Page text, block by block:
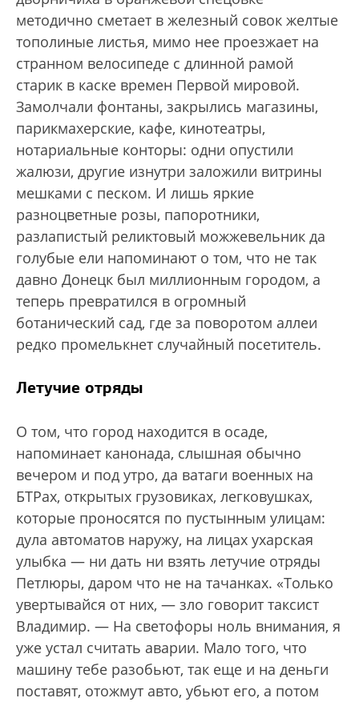
методично сметает в железный совок желтые
тополиные листья, мимо нее проезжает на
странном велосипеде с длинной рамой
старик в каске времен Первой мировой.
Замолчали фонтаны, закрылись магазины,
парикмахерские, кафе, кинотеатры,
нотариальные конторы: одни опустили
жалюзи, другие изнутри заложили витрины
мешками с песком. И лишь яркие
разноцветные розы, папоротники,
разлапистый реликтовый можжевельник да
голубые ели напоминают о том, что не так
давно Донецк был миллионным городом, а
теперь превратился в огромный
ботанический сад, где за поворотом аллеи
редко промелькнет случайный посетитель.
Летучие отряды
О том, что город находится в осаде,
напоминает канонада, слышная обычно
вечером и под утро, да ватаги военных на
БТРах, открытых грузовиках, легковушках,
которые проносятся по пустынным улицам:
дула автоматов наружу, на лицах ухарская
улыбка — ни дать ни взять летучие отряды
Петлюры, даром что не на тачанках. «Только
увертывайся от них, — зло говорит таксист
Владимир. — На светофоры ноль внимания, я
уже устал считать аварии. Мало того, что
машину тебе разобьют, так еще и на деньги
поставят, отожмут авто, убьют его, а потом